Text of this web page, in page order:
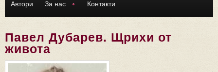
Автори За нас Контакти
Павел Дубарев. Щрихи от
живота